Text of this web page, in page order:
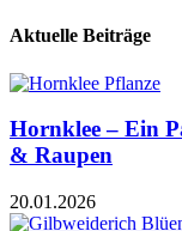
Aktuelle Beiträge
Hornklee – Ein
& Raupen
20.01.2026